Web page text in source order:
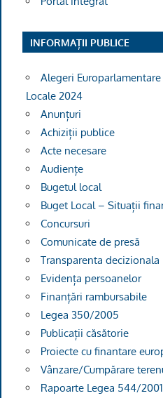
INFORMAȚII PUBLICE
Alegeri Europarlamentare
Locale 2024
Anunțuri
Achiziții publice
Acte necesare
Audiențe
Bugetul local
Buget Local – Situații
Concursuri
Comunicate de presă
Transparenta decizionala
Evidența persoanelor
Finanțări rambursabile
Legea 350/2005
Publicații căsătorie
Proiecte cu finantare
Vânzare/Cumpărare
Rapoarte Legea 544/2001